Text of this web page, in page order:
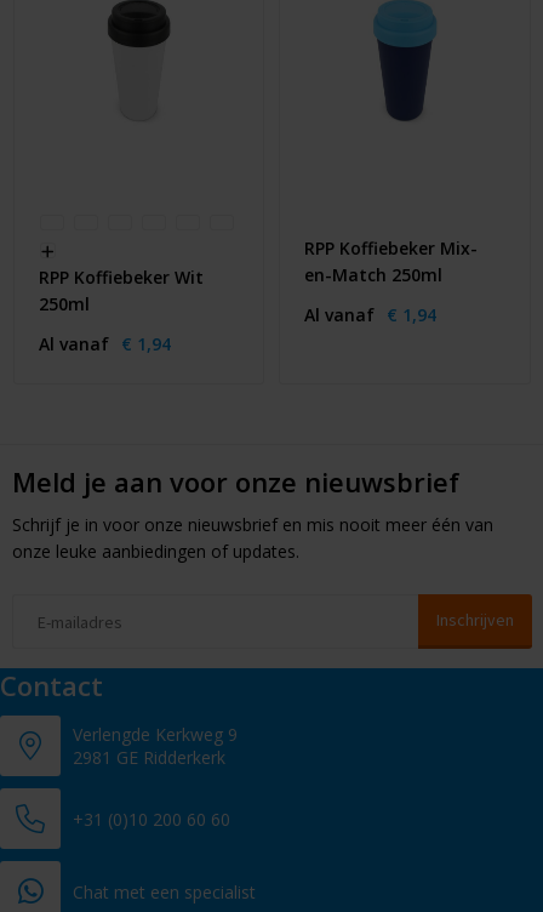
RPP Koffiebeker Wit
250ml
Al vanaf € 1,94
RPP Koffiebeker Mix-
en-Match 250ml
Al vanaf € 1,94
Meld je aan voor onze nieuwsbrief
Schrijf je in voor onze nieuwsbrief en mis nooit meer één van
onze leuke aanbiedingen of updates.
Contact
Verlengde Kerkweg 9
2981 GE Ridderkerk
+31 (0)10 200 60 60
Chat met een specialist